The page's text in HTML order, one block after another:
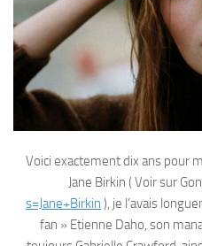
Voici exactement dix ans pour
Jane Birkin ( Voir sur
s=Jane+Birkin ), je l’avais
fan » Etienne Daho, son